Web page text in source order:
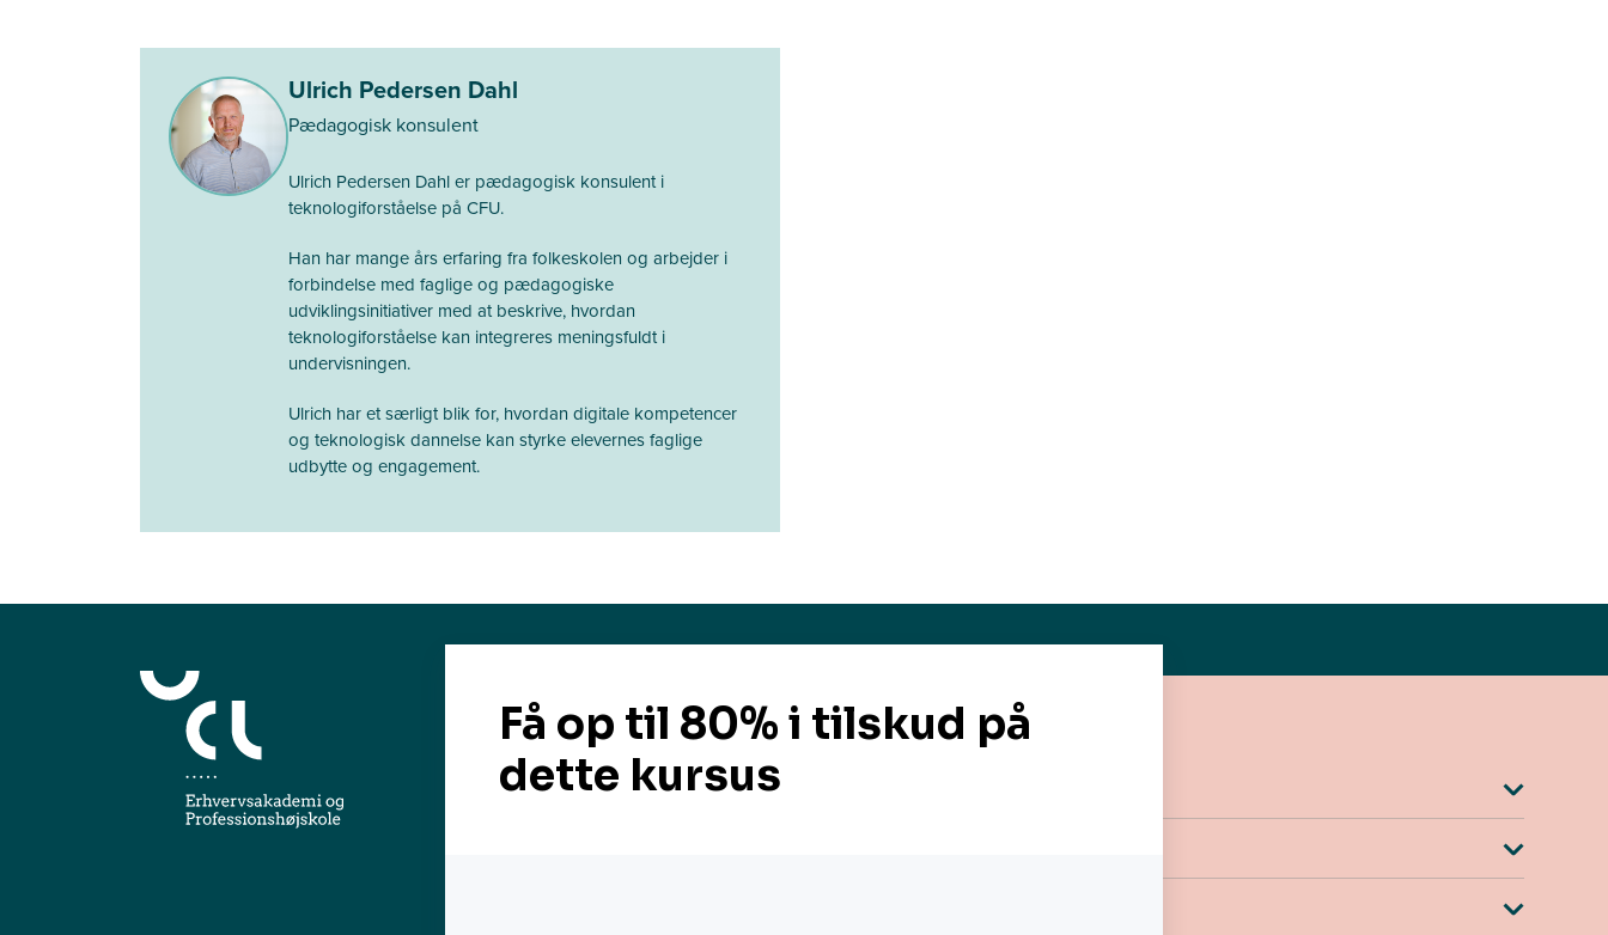
Ulrich Pedersen Dahl
Pædagogisk konsulent
Ulrich Pedersen Dahl er pædagogisk konsulent i
teknologiforståelse på CFU.
Han har mange års erfaring fra folkeskolen og arbejder i
forbindelse med faglige og pædagogiske
udviklingsinitiativer med at beskrive, hvordan
teknologiforståelse kan integreres meningsfuldt i
undervisningen.
Ulrich har et særligt blik for, hvordan digitale kompetencer
og teknologisk dannelse kan styrke elevernes faglige
udbytte og engagement.